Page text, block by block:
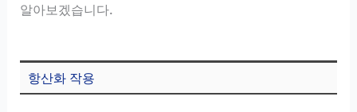
알아보겠습니다.
항산화 작용